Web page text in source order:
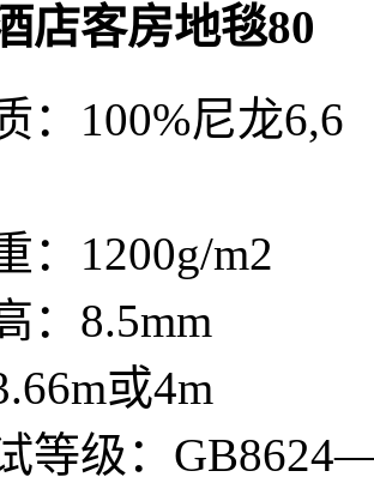
店客房地毯80
：100%尼龙
：1200g/m2
：8.5mm
或4m
等级：